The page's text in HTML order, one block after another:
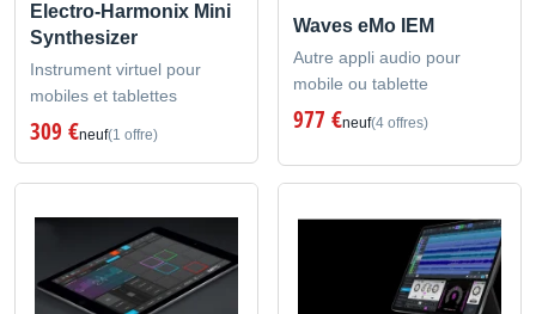
Electro-Harmonix Mini
Synthesizer
Instrument virtuel pour
mobiles et tablettes
309 €neuf(1 offre)
Waves eMo IEM
Autre appli audio pour
mobile ou tablette
977 €neuf(4 offres)